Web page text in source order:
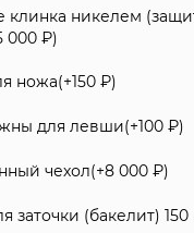
клинка никелем
000 ₽)
ножа(+150 ₽)
для левши(+100 ₽)
чехол(+8 000 ₽)
заточки (бакелит) 150